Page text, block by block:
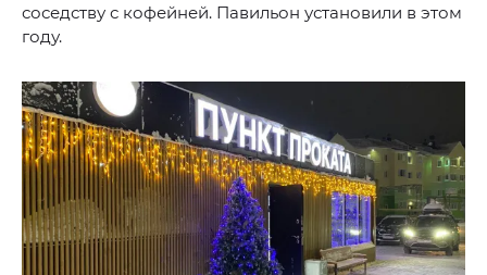
соседству с кофейней. Павильон установили в этом
году.